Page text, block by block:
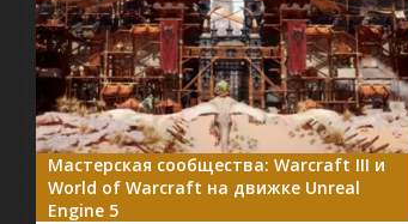
Мастерская сообщества: Warcraft III и
World of Warcraft на движке Unreal
Engine 5